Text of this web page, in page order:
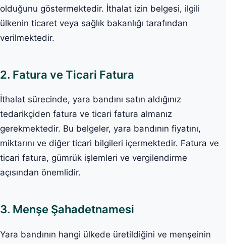
olduğunu göstermektedir. İthalat izin belgesi, ilgili
ülkenin ticaret veya sağlık bakanlığı tarafından
verilmektedir.
2. Fatura ve Ticari Fatura
İthalat sürecinde, yara bandını satın aldığınız
tedarikçiden fatura ve ticari fatura almanız
gerekmektedir. Bu belgeler, yara bandının fiyatını,
miktarını ve diğer ticari bilgileri içermektedir. Fatura ve
ticari fatura, gümrük işlemleri ve vergilendirme
açısından önemlidir.
3. Menşe Şahadetnamesi
Yara bandının hangi ülkede üretildiğini ve menşeinin